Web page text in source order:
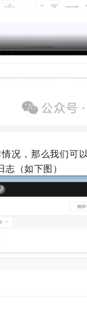
况，那么我们可
（如下图）